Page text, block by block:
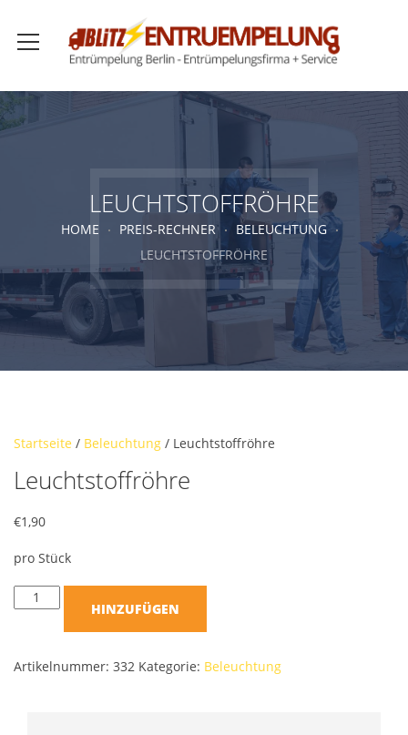
LEUCHTSTOFFRÖHRE
HOME PREIS-RECHNER
BELEUCHTUNG
LEUCHTSTOFFRÖHRE
Startseite / Beleuchtung / Leuchtstoffröhre
Leuchtstoffröhre
€1,90
pro Stück
HINZUFÜGEN
Artikelnummer: 332 Kategorie: Beleuchtung